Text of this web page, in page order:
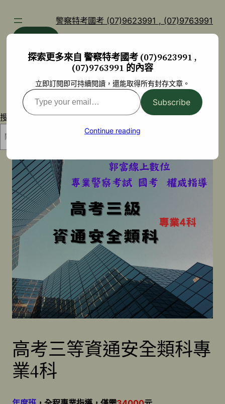
警察特考國考 (07)9623991 , (07)9763991
搜尋
高考三等資通安全類科專
業4科
探索更多來自 警察特考國考 (07)9623991 ,
(07)9763991 的內容
立即訂閱即可持續閱讀，還能取得所有封存文章。
Type
your
Subscribe
Continue reading